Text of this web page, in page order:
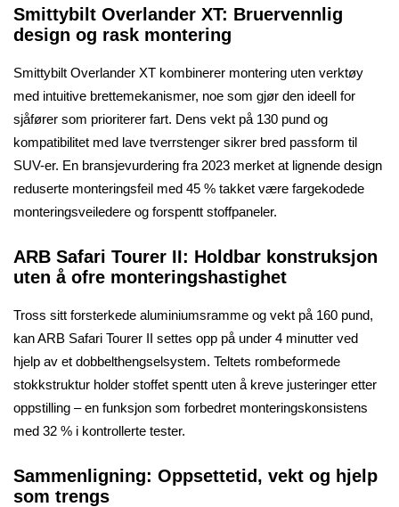
Smittybilt Overlander XT: Bruervennlig
design og rask montering
Smittybilt Overlander XT kombinerer montering uten verktøy
med intuitive brettemekanismer, noe som gjør den ideell for
sjåfører som prioriterer fart. Dens vekt på 130 pund og
kompatibilitet med lave tverrstenger sikrer bred passform til
SUV-er. En bransjevurdering fra 2023 merket at lignende design
reduserte monteringsfeil med 45 % takket være fargekodede
monteringsveiledere og forspentt stoffpaneler.
ARB Safari Tourer II: Holdbar konstruksjon
uten å ofre monteringshastighet
Tross sitt forsterkede aluminiumsramme og vekt på 160 pund,
kan ARB Safari Tourer II settes opp på under 4 minutter ved
hjelp av et dobbelthengselsystem. Teltets rombeformede
stokkstruktur holder stoffet spentt uten å kreve justeringer etter
oppstilling – en funksjon som forbedret monteringskonsistens
med 32 % i kontrollerte tester.
Sammenligning: Oppsettetid, vekt og hjelp
som trengs